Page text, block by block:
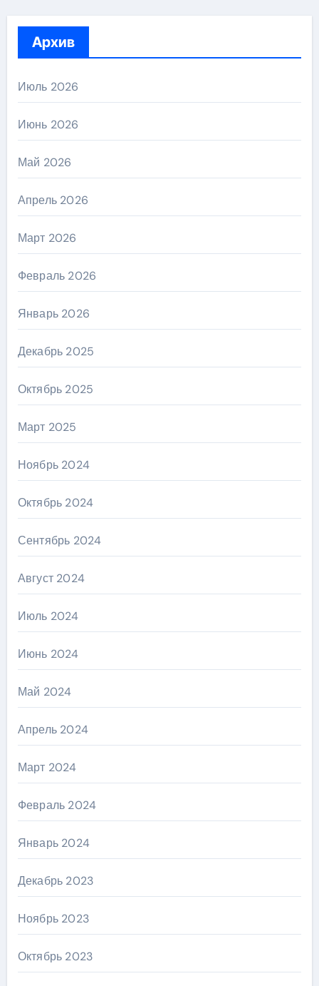
Архив
Июль 2026
Июнь 2026
Май 2026
Апрель 2026
Март 2026
Февраль 2026
Январь 2026
Декабрь 2025
Октябрь 2025
Март 2025
Ноябрь 2024
Октябрь 2024
Сентябрь 2024
Август 2024
Июль 2024
Июнь 2024
Май 2024
Апрель 2024
Март 2024
Февраль 2024
Январь 2024
Декабрь 2023
Ноябрь 2023
Октябрь 2023